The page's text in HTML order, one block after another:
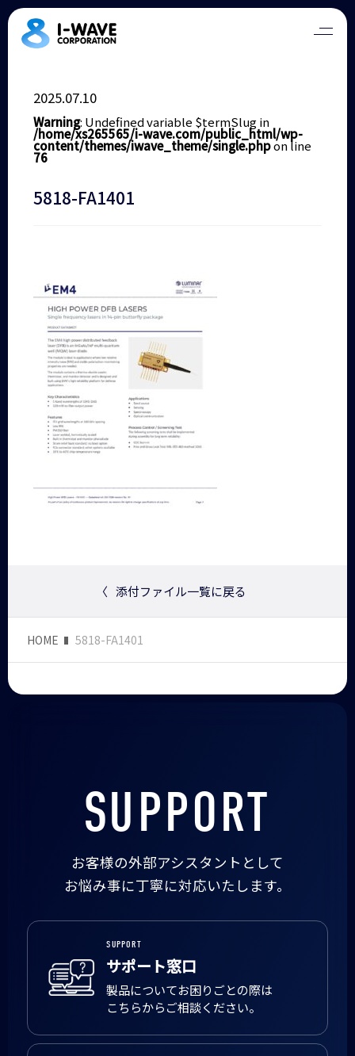
2025.07.10
Warning: Undefined variable $termSlug in
/home/xs265565/i-wave.com/public_html/wp-
content/themes/iwave_theme/single.phpon line
76
5818-FA1401
〈 添付ファイル一覧に戻る
HOME 5818-FA1401
SUPPORT
お客様の外部アシスタントとして
お悩み事に丁寧に対応いたします。
SUPPORT
サポート窓口
製品についてお困りごとの際は
こちらからご相談ください。